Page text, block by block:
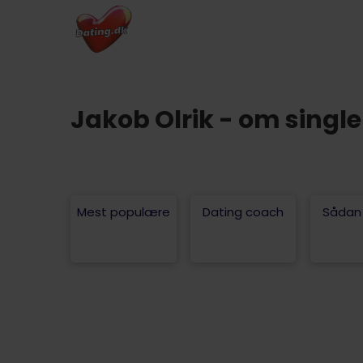
Jakob Olrik - om
Mest populære Dating coach